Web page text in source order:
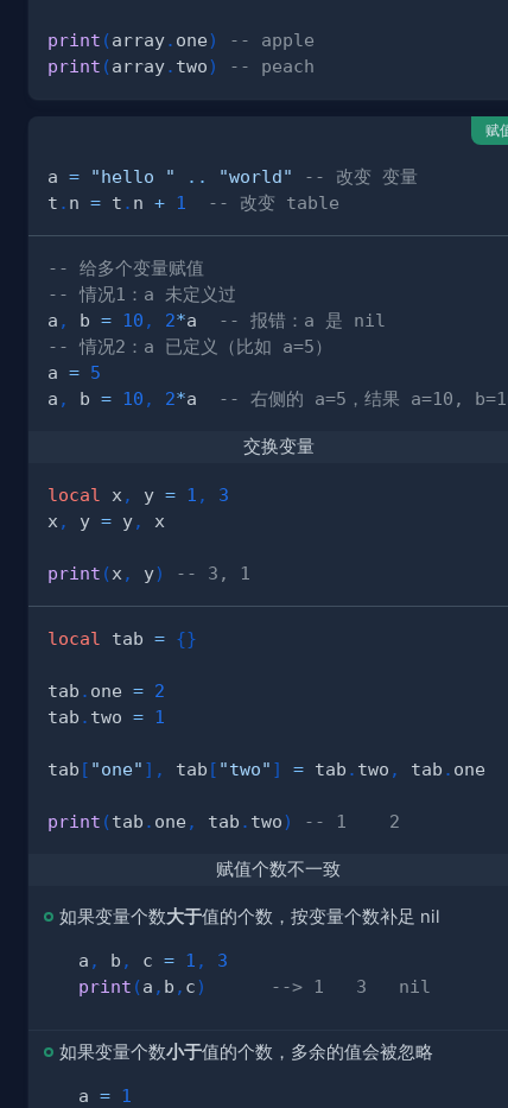
print (array. one)
-- apple
print (array. two) -- peach
赋
a = "hello " .. "world"
-- 改变 变量
t . n = t . n + 1 -- 改变 table
-- 给多个变量赋值
-- 情况1：a 未定义过
a , b = 10 , 2*a
-- 报错：a 是 nil
-- 情况2：a 已定义（比如 a=5）
a = 5
a , b = 10 , 2*a -- 右侧的 a=5，结果 a=10, b=10
交换变量
local x , y = 1 ,
3
x , y = y,
print (x , y) -- 3, 1
local tab = {}
tab . one = 2
tab . two = 1
tab [ "one" ] , tab [ "two" ] = tab . two , tab .
print (tab . one , tab . two) -- 1    2
赋值个数不一致
如果变量个数大于值的个数，按变量个数补足 nil
a , b , c = 1 ,
3
print (a , b , c) --> 1   3   nil
如果变量个数小于值的个数，多余的值会被忽略
a = 1